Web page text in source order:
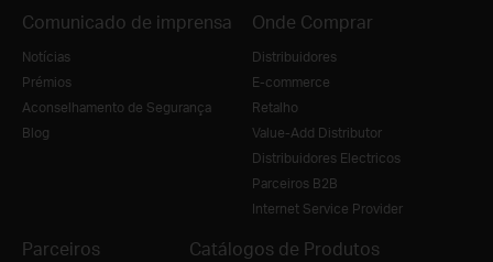
Comunicado de imprensa
Notícias
Prémios
Aconselhamento de Segurança
Blog
Onde Comprar
Distribuidores
E-commerce
Retalho
Value-Add Distributor
Distribuidores Electricos
Parceiros B2B
Internet Service Provider
Parceiros Catálogos de Produtos